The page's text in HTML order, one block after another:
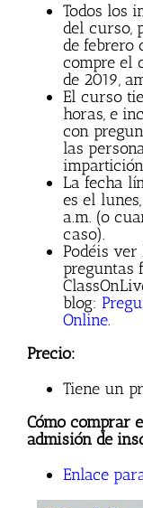
Todos los
del curso,
de febrero
compre el
de 2019,
El curso
horas, e
con
las
La fecha
es el
a.m. (o
caso).
Podéis
preguntas
blog:
Online.
Precio:
Tiene un
Cómo comprar
admisión de
Enlace